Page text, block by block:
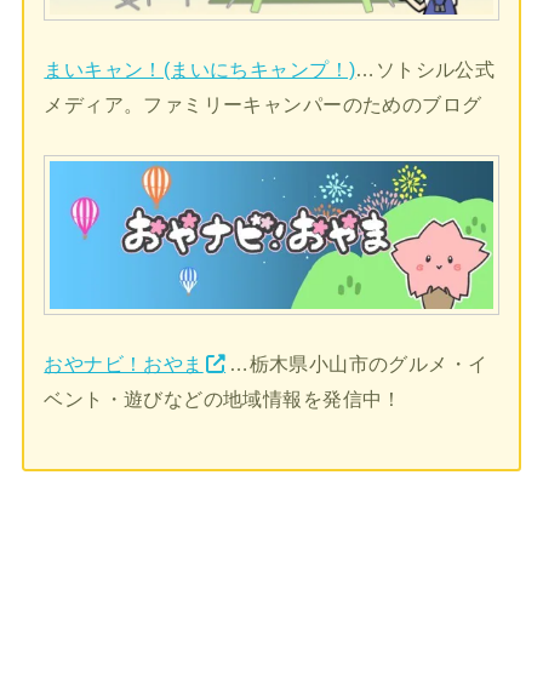
まいキャン！(まいにちキャンプ！)…ソトシル公式
メディア。ファミリーキャンパーのためのブログ
おやナビ！おやま
…栃木県小山市のグルメ・イ
ベント・遊びなどの地域情報を発信中！